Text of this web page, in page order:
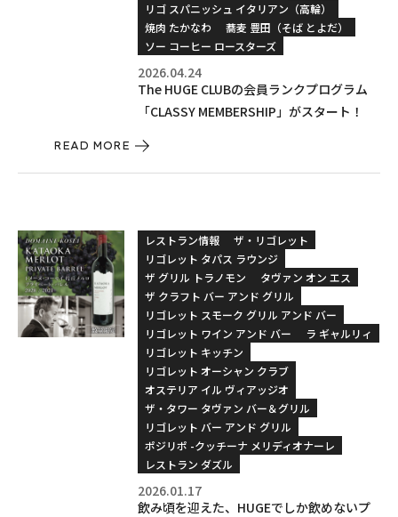
リゴ スパニッシュ イタリアン（高輪）
焼肉 たかなわ
蕎麦 豊田（そば とよだ）
ソー コーヒー ロースターズ
2026.04.24
The HUGE CLUBの会員ランクプログラム
「CLASSY MEMBERSHIP」がスタート！
READ MORE
レストラン情報
ザ・リゴレット
リゴレット タパス ラウンジ
ザ グリル トラノモン
タヴァン オン エス
ザ クラフト バー アンド グリル
リゴレット スモーク グリル アンド バー
リゴレット ワイン アンド バー
ラ ギャルリィ
リゴレット キッチン
リゴレット オーシャン クラブ
オステリア イル ヴィアッジオ
ザ・タワー タヴァン バー＆グリル
リゴレット バー アンド グリル
ポジリポ -クッチーナ メリディオナーレ
レストラン ダズル
2026.01.17
飲み頃を迎えた、HUGEでしか飲めないプ